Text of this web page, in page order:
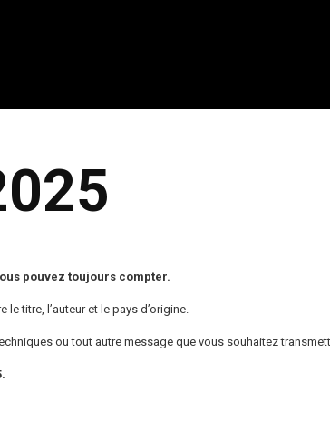
pouvez toujours compter.
titre, l’auteur et le pays d’origine.
ou tout autre message que vous souhaitez